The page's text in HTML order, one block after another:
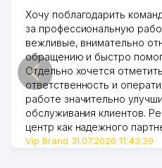
Хочу поблагодарить
за профессиональную
вежливые, внимательно
обращению и быстро
Отдельно хочется
ответственность и
работе значительно
обслуживания клиентов.
центр как надежного
Vip Brand 31.07.2026 11:43:39